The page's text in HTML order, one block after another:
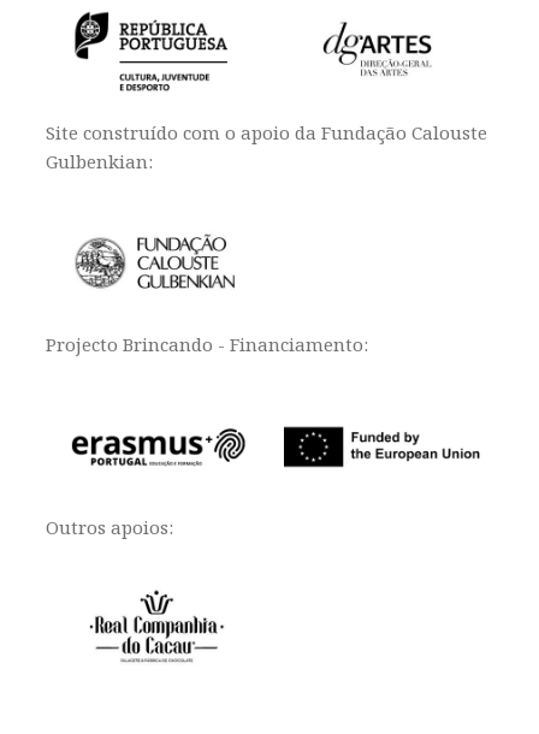
Site construído com o apoio da Fundação Calouste
Gulbenkian:
Projecto Brincando - Financiamento:
Outros apoios: